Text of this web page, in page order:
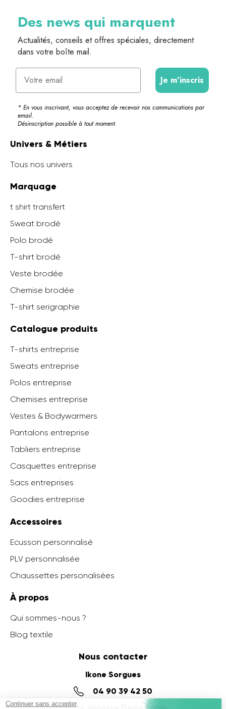
Des news qui marquent
Actualités, conseils et offres spéciales, directement
dans votre boîte mail.
Email
Je m'inscris
* En vous inscrivant, vous acceptez de recevoir nos communications par
email.
Désinscription possible à tout moment.
Univers & Métiers
Tous nos univers
Marquage
t shirt transfert
Sweat brodé
Polo brodé
T-shirt brodé
Veste brodée
Chemise brodée
T-shirt serigraphie
Catalogue produits
T-shirts entreprise
Sweats entreprise
Polos entreprise
Chemises entreprise
Vestes & Bodywarmers
Pantalons entreprise
Tabliers entreprise
Casquettes entreprise
Sacs entreprises
Goodies entreprise
Accessoires
Ecusson personnalisé
PLV personnalisée
Chaussettes personalisées
À propos
Qui sommes-nous ?
Blog textile
Nous contacter
Ikone Sorgues
04 90 39 42 50